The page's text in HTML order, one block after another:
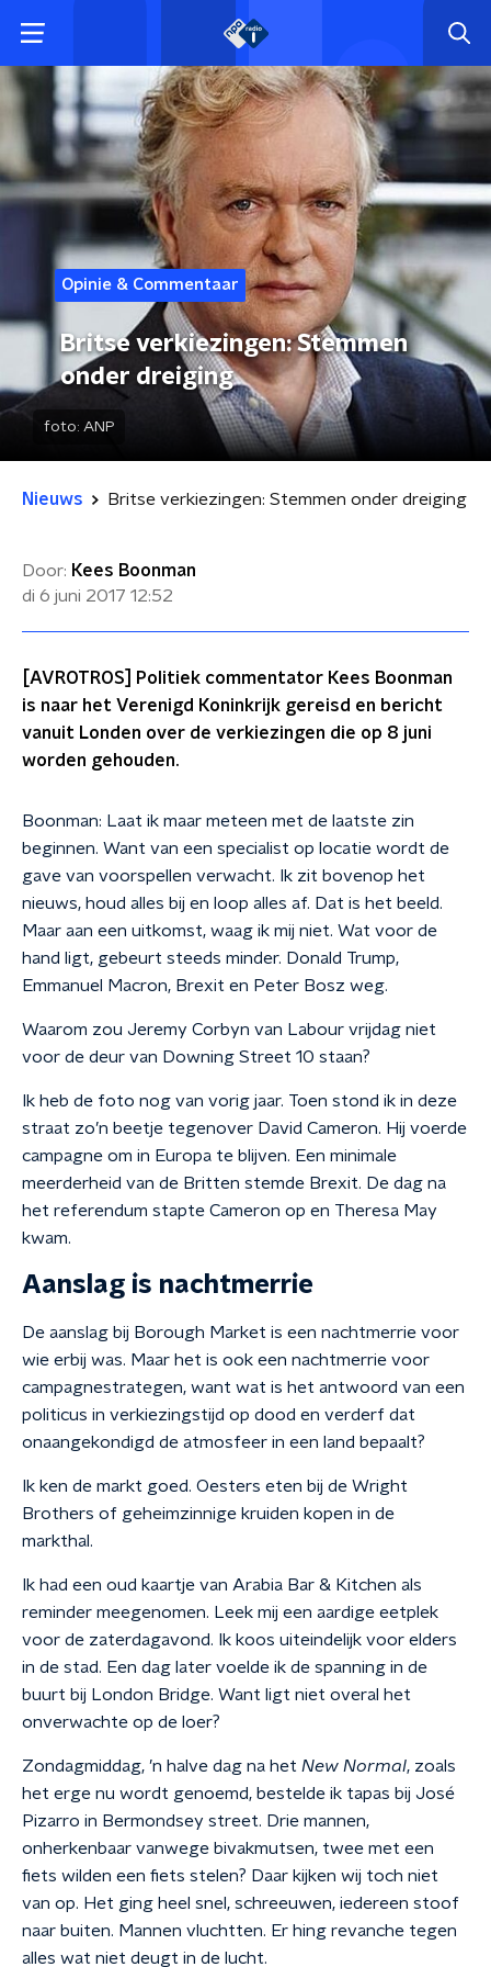
Opinie & Commentaar
Britse verkiezingen: Stemmen
onder dreiging
foto: ANP
Nieuws Britse verkiezingen: Stemmen onder dreiging
Door: Kees Boonman
di 6 juni 2017 12:52
[AVROTROS] Politiek commentator Kees Boonman
is naar het Verenigd Koninkrijk gereisd en bericht
vanuit Londen over de verkiezingen die op 8 juni
worden gehouden.
Boonman: Laat ik maar meteen met de laatste zin
beginnen. Want van een specialist op locatie wordt de
gave van voorspellen verwacht. Ik zit bovenop het
nieuws, houd alles bij en loop alles af. Dat is het beeld.
Maar aan een uitkomst, waag ik mij niet. Wat voor de
hand ligt, gebeurt steeds minder. Donald Trump,
Emmanuel Macron, Brexit en Peter Bosz weg.
Waarom zou Jeremy Corbyn van Labour vrijdag niet
voor de deur van Downing Street 10 staan?
Ik heb de foto nog van vorig jaar. Toen stond ik in deze
straat zo’n beetje tegenover David Cameron. Hij voerde
campagne om in Europa te blijven. Een minimale
meerderheid van de Britten stemde Brexit. De dag na
het referendum stapte Cameron op en Theresa May
kwam.
Aanslag is nachtmerrie
De aanslag bij Borough Market is een nachtmerrie voor
wie erbij was. Maar het is ook een nachtmerrie voor
campagnestrategen, want wat is het antwoord van een
politicus in verkiezingstijd op dood en verderf dat
onaangekondigd de atmosfeer in een land bepaalt?
Ik ken de markt goed. Oesters eten bij de Wright
Brothers of geheimzinnige kruiden kopen in de
markthal.
Ik had een oud kaartje van Arabia Bar & Kitchen als
reminder meegenomen. Leek mij een aardige eetplek
voor de zaterdagavond. Ik koos uiteindelijk voor elders
in de stad. Een dag later voelde ik de spanning in de
buurt bij London Bridge. Want ligt niet overal het
onverwachte op de loer?
Zondagmiddag, ’n halve dag na het New Normal, zoals
het erge nu wordt genoemd, bestelde ik tapas bij José
Pizarro in Bermondsey street. Drie mannen,
onherkenbaar vanwege bivakmutsen, twee met een
fiets wilden een fiets stelen? Daar kijken wij toch niet
van op. Het ging heel snel, schreeuwen, iedereen stoof
naar buiten. Mannen vluchtten. Er hing revanche tegen
alles wat niet deugt in de lucht.